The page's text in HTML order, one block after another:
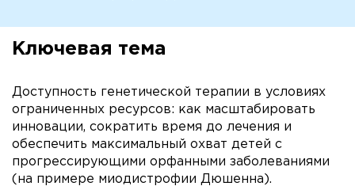
Ключевая тема
Доступность генетической терапии в условиях
ограниченных ресурсов: как масштабировать
инновации, сократить время до лечения и
обеспечить максимальный охват детей с
прогрессирующими орфанными заболеваниями
(на примере миодистрофии Дюшенна).